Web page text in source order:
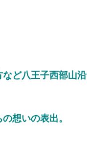
ど八王子西部山
想いの表出。